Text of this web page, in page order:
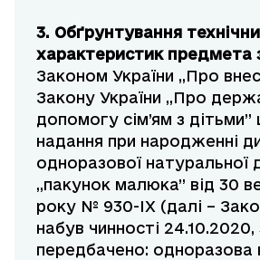
3. Обґрунтування
характеристик предмета
Законом України ,,Про
Закону України ,,Про
допомогу сім’ям з
надання при народженні
одноразової натуральної
,,пакунок малюка” від 30
року № 930-IX (далі –
набув чинності
передбачено: одноразова